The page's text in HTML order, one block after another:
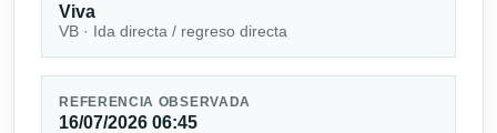
Viva
VB · Ida directa / regreso directa
REFERENCIA OBSERVADA
16/07/2026 06:45